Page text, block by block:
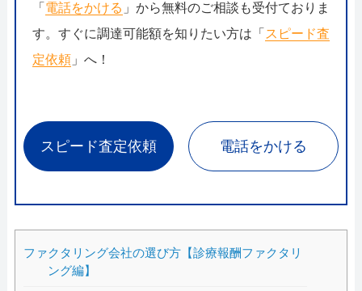
「 電話をかける 」から無料のご相談も受付ておりま
す。すぐに調達可能額を知りたい方は「 スピード査
定依頼」へ！
スピード査定依頼 電話をかける
ファクタリング会社の選び方【診療報酬ファクタリ
ング編】